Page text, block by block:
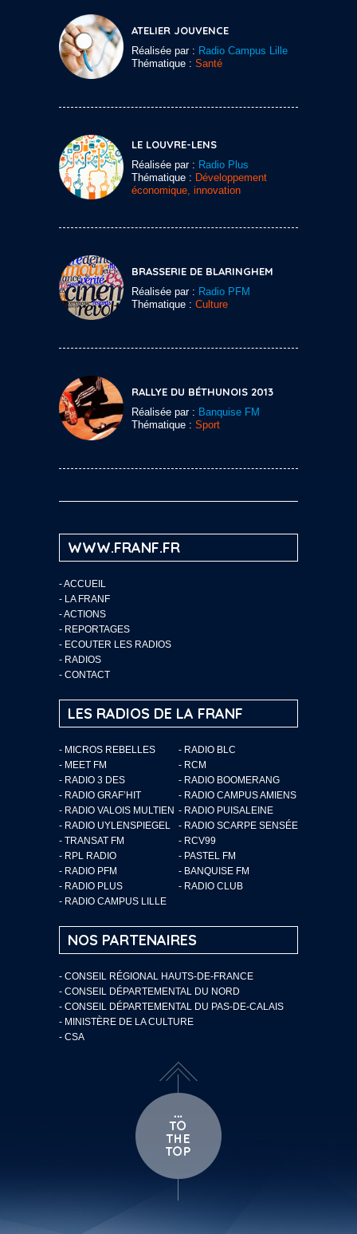
ATELIER JOUVENCE
Réalisée par : Radio Campus Lille
Thématique : Santé
LE LOUVRE-LENS
Réalisée par : Radio Plus
Thématique : Développement
économique, innovation
BRASSERIE DE BLARINGHEM
Réalisée par : Radio PFM
Thématique : Culture
RALLYE DU BÉTHUNOIS 2013
Réalisée par : Banquise FM
Thématique : Sport
WWW.FRANF.FR
-ACCUEIL
- LA FRANF
-ACTIONS
- REPORTAGES
- ECOUTER LES RADIOS
- RADIOS
- CONTACT
LES RADIOS DE LA FRANF
- MICROS REBELLES
- RADIO BLC
- MEET FM
- RCM
- RADIO 3 DES
- RADIO BOOMERANG
- RADIO GRAF’HIT
- RADIO CAMPUS AMIENS
- RADIO VALOIS MULTIEN - RADIO PUISALEINE
- RADIO UYLENSPIEGEL
- RADIO SCARPE SENSÉE
- TRANSAT FM
- RCV99
- RPL RADIO
- PASTEL FM
- RADIO PFM
- BANQUISE FM
- RADIO PLUS
- RADIO CLUB
- RADIO CAMPUS LILLE
NOS PARTENAIRES
- CONSEIL RÉGIONAL HAUTS-DE-FRANCE
- CONSEIL DÉPARTEMENTAL DU NORD
- CONSEIL DÉPARTEMENTAL DU PAS-DE-CALAIS
- MINISTÈRE DE LA CULTURE
- CSA